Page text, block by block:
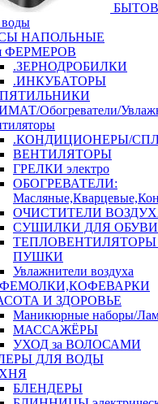
НАПОЛЬНЫЕ
ФЕРМЕРОВ
.ЗЕРНОДРОБИЛКИ
.ИНКУБАТОРЫ
Обогреватели/
.КОНДИЦИОНЕРЫ/
ВЕНТИЛЯТОРЫ
ГРЕЛКИ электро
ОБОГРЕВАТЕЛИ:
ОЧИСТИТЕЛИ
СУШИЛКИ ДЛЯ ОБУВИ
ПУШКИ
Увлажнители воздуха
И ЗДОРОВЬЕ
Маникюрные наборы/
МАССАЖЁРЫ
УХОД за ВОЛОСАМИ
ДЛЯ ВОДЫ
БЛЕНДЕРЫ